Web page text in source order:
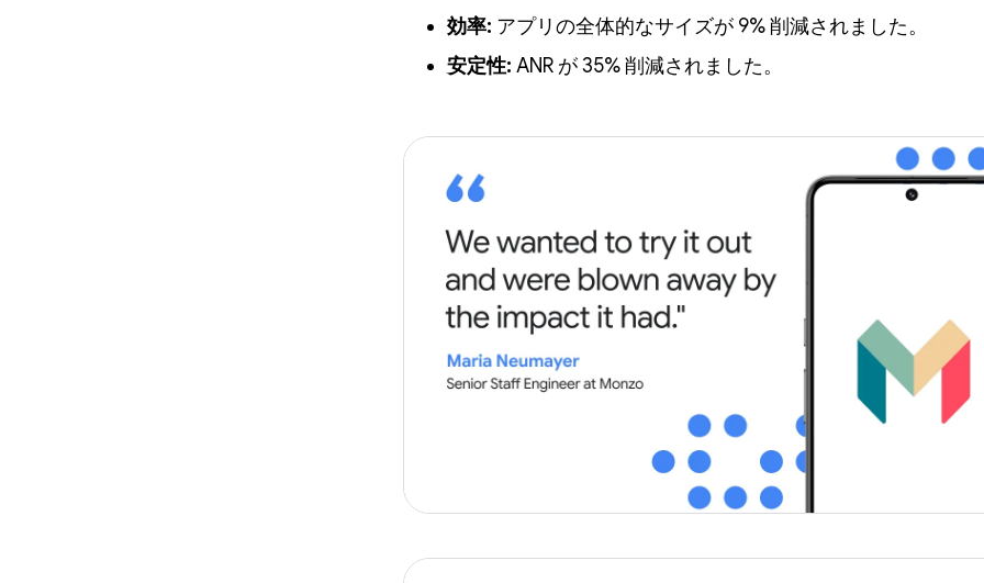
効率: アプリの全体的なサイズが 9% 削減されました。
安定性: ANR が 35% 削減されました。